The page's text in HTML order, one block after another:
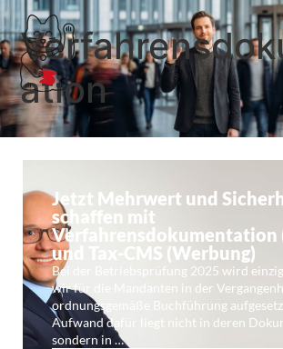
ation
Jetzt Mehrwert und
schaffen mit
Verfahrensdokumentation
und Tax-CMS (Werbung)
Bei der Betriebsprüfung 2025 wird
wir für die Mandanten in der
ordnungsgemäße Buchführung
Aufwand dafür liegt nicht in deren
sondern in …